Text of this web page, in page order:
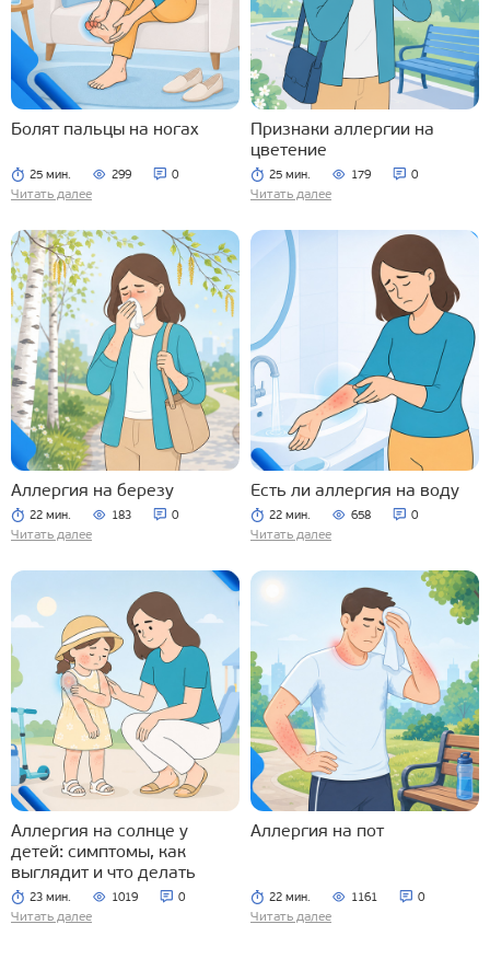
Болят пальцы на ногах
25 мин. 299 0
Читать далее
Признаки аллергии на
цветение
25 мин. 179 0
Читать далее
Аллергия на березу
22 мин. 183 0
Читать далее
Есть ли аллергия на воду
22 мин. 658 0
Читать далее
Аллергия на солнце у
детей: симптомы, как
выглядит и что делать
23 мин. 1019 0
Читать далее
Аллергия на пот
22 мин. 1161 0
Читать далее